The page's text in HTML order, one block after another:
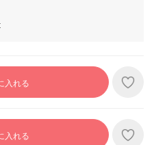
入れる
入れる